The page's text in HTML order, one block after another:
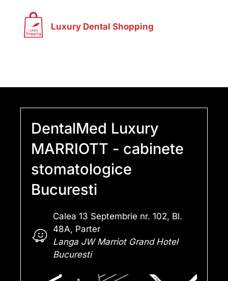
Luxury Dental Shopping
DentalMed Luxury
MARRIOTT - cabinete
stomatologice
Bucuresti
Calea 13 Septembrie nr. 102, Bl.
48A, Parter
Langa JW Marriot Grand Hotel
Bucuresti